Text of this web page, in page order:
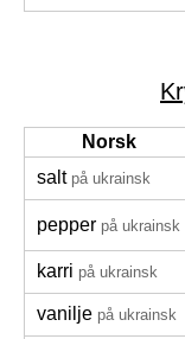
Norsk
salt på ukrainsk
pepper på ukrainsk
karri på ukrainsk
vanilje på ukrainsk